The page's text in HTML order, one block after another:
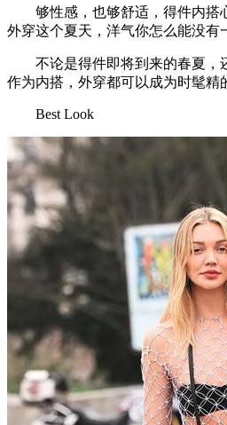
够性感，也够舒适，得件内搭
外穿这个夏天，洋气你怎么能没
不论是得件即将到来的春夏，
作为内搭，外穿都可以成为时髦精
Best Look